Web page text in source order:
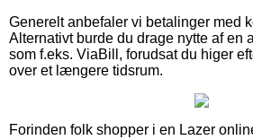
Generelt anbefaler vi betalinger med
Alternativt burde du drage nytte af en
som f.eks. ViaBill, forudsat du higer
over et længere tidsrum.
Forinden folk shopper i en Lazer